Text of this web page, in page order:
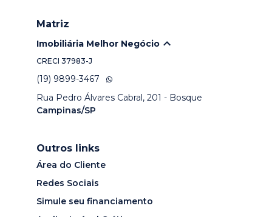
Matriz
Imobiliária Melhor Negócio
CRECI 37983-J
(19) 9899-3467
Rua Pedro Álvares Cabral, 201 - Bosque
Campinas/SP
Outros links
Área do Cliente
Redes Sociais
Simule seu financiamento